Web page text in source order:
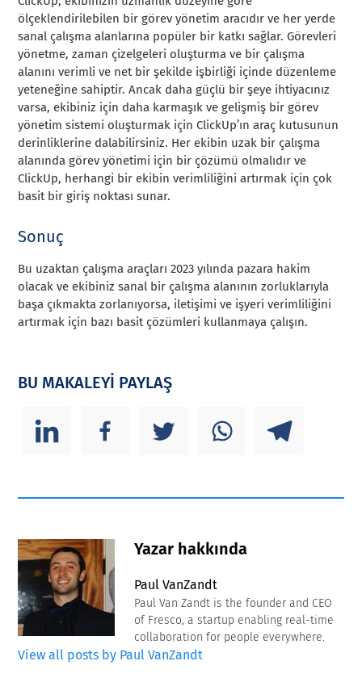
ölçeklendirilebilen bir görev yönetim aracıdır ve her yerde
sanal çalışma alanlarına popüler bir katkı sağlar. Görevleri
yönetme, zaman çizelgeleri oluşturma ve bir çalışma
alanını verimli ve net bir şekilde işbirliği içinde düzenleme
yeteneğine sahiptir. Ancak daha güçlü bir şeye ihtiyacınız
varsa, ekibiniz için daha karmaşık ve gelişmiş bir görev
yönetim sistemi oluşturmak için ClickUp’ın araç kutusunun
derinliklerine dalabilirsiniz. Her ekibin uzak bir çalışma
alanında görev yönetimi için bir çözümü olmalıdır ve
ClickUp, herhangi bir ekibin verimliliğini artırmak için çok
basit bir giriş noktası sunar.
Sonuç
Bu uzaktan çalışma araçları 2023 yılında pazara hakim
olacak ve ekibiniz sanal bir çalışma alanının zorluklarıyla
başa çıkmakta zorlanıyorsa, iletişimi ve işyeri verimliliğini
artırmak için bazı basit çözümleri kullanmaya çalışın.
BU MAKALEYİ PAYLAŞ
Yazar hakkında
Paul VanZandt
Paul Van Zandt is the founder and CEO
of Fresco, a startup enabling real-time
collaboration for people everywhere.
View all posts by Paul VanZandt